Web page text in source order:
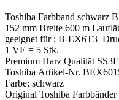
Toshiba Farbband schwarz
152 mm Breite 600 m
geeignet für : B-EX6T3
1 VE = 5 Stk.
Premium Harz Qualität SS3F
Toshiba Artikel-Nr.
Farbe: schwarz
Original Toshiba